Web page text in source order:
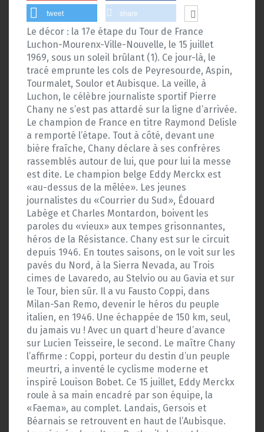
tweet share
Le décor : la 17e étape du Tour de France
Luchon-Mourenx-Ville-Nouvelle, le 15 juillet
1969, sous un soleil brûlant (1). Ce jour-là, le
tracé emprunte les cols de Peyresourde, Aspin,
Tourmalet, Soulor et Aubisque. La veille, à
Luchon, le célèbre journaliste sportif Pierre
Chany ne s’est pas attardé sur la ligne d’arrivée.
Le champion de France en titre Raymond Delisle
a remporté l’étape. Tout à côté, devant une
bière fraîche, Chany déclare à ses confrères
rassemblés autour de lui, que pour lui la messe
est dite. Le champion belge Eddy Merckx est
«au-dessus de la mêlée». Les jeunes
journalistes du «Courrier du Sud», Édouard
Labège et Charles Montardon, boivent les
paroles du «vieux» aux tempes grisonnantes,
héros de la Résistance. Chany est sur le circuit
depuis 1946. En toutes saisons, on le voit sur les
pavés du Nord, à la Sierra Nevada, au Trois
cimes de Lavaredo, au Stelvio ou au Gavia et sur
le Tour, bien sûr. Il a vu Fausto Coppi, dans
Milan-San Remo, devenir le héros du peuple
italien, en 1946. Une échappée de 150 km, seul,
du jamais vu ! Avec un quart d’heure d’avance
sur Lucien Teisseire, le second. Le maître Chany
l’affirme : Coppi, porteur du destin d’un peuple
meurtri, a inventé le cyclisme moderne et
inspiré Louison Bobet. Ce 15 juillet, Eddy Merckx
roule à sa main encadré par son équipe, la
«Faema», au complet. Landais, Gersois et
Béarnais se retrouvent en haut de l’Aubisque.